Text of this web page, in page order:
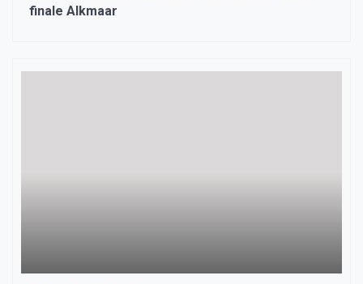
finale Alkmaar